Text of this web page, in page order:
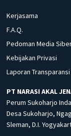
Kerjasama
F.A.Q.
Pedoman Media
Kebijakan Privasi
Laporan Transparansi
PT NARASI AKAL
Perum Sukoharjo
Desa Sukoharjo,
Sleman, D.I.